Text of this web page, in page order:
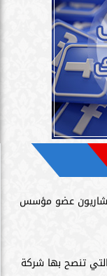
عضو مؤسس
التي تنصح بها شركة